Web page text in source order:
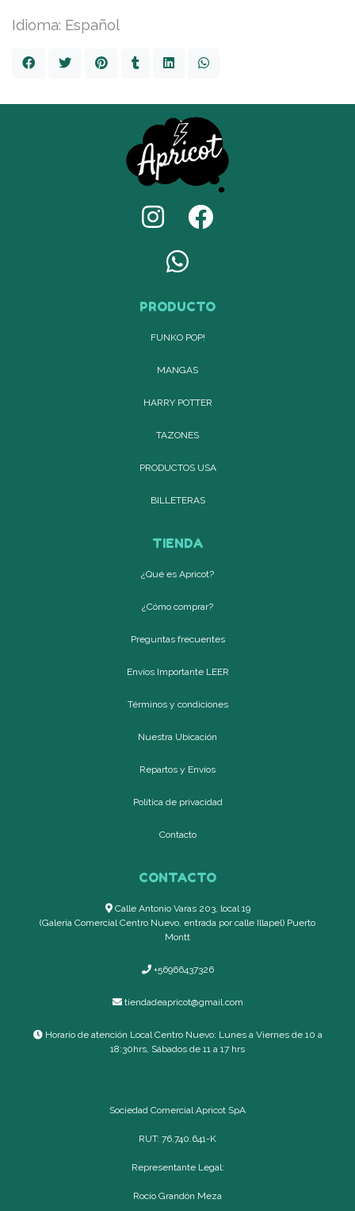
Idioma: Español
PRODUCTO
FUNKO POP!
MANGAS
HARRY POTTER
TAZONES
PRODUCTOS USA
BILLETERAS
TIENDA
¿Qué es Apricot?
¿Cómo comprar?
Preguntas frecuentes
Envíos Importante LEER
Términos y condiciones
Nuestra Ubicación
Repartos y Envíos
Política de privacidad
Contacto
CONTACTO
Calle Antonio Varas 203, local 19
(Galería Comercial Centro Nuevo, entrada por calle Illapel) Puerto
Montt
+56966437326
tiendadeapricot@gmail.com
Horario de atención Local Centro Nuevo: Lunes a Viernes de 10 a
18:30hrs, Sábados de 11 a 17 hrs
Sociedad Comercial Apricot SpA
RUT: 76.740.641-K
Representante Legal:
Rocío Grandón Meza